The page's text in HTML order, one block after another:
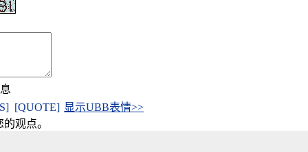
[QUOTE] 显示UBB表情>>
观点。